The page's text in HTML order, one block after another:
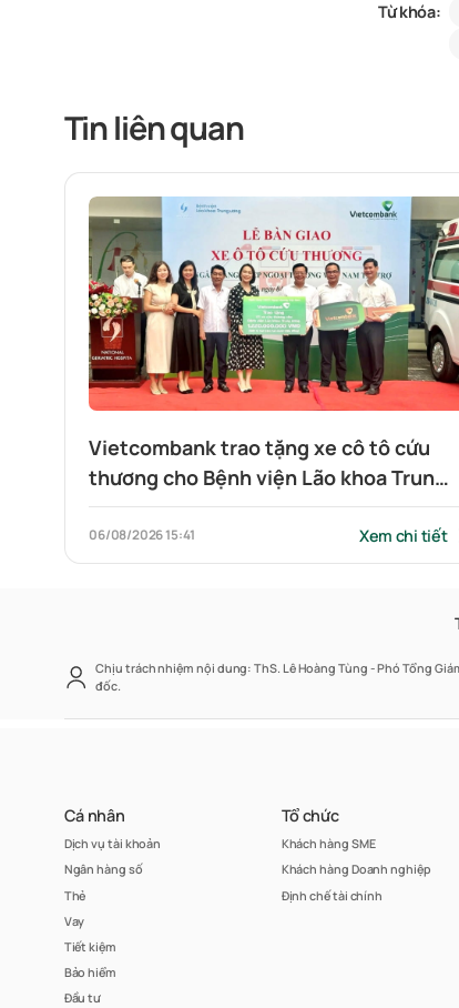
Từ khóa:
Tin liên quan
Vietcombank trao tặng xe cô tô cứu
thương cho Bệnh viện Lão khoa Trung
ương
06/08/202615:41 Xem chi tiết
Chịu trách nhiệm nội dung: ThS. Lê Hoàng Tùng - Phó Tổng
đốc.
Cá nhân
Dịch vụ tài khoản
Ngân hàng số
Thẻ
Vay
Tiết kiệm
Bảo hiểm
Đầu tư
Tổ chức
Khách hàng SME
Khách hàng Doanh nghiệp
Định chế tài chính